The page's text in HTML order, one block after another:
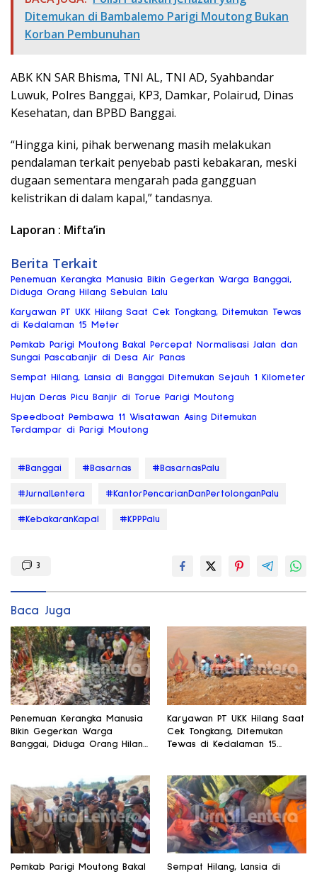
Ditemukan di Bambalemo Parigi Moutong Bukan
Korban Pembunuhan
ABK KN SAR Bhisma, TNI AL, TNI AD, Syahbandar
Luwuk, Polres Banggai, KP3, Damkar, Polairud, Dinas
Kesehatan, dan BPBD Banggai.
“Hingga kini, pihak berwenang masih melakukan
pendalaman terkait penyebab pasti kebakaran, meski
dugaan sementara mengarah pada gangguan
kelistrikan di dalam kapal,” tandasnya.
Laporan : Mifta’in
Berita Terkait
Penemuan Kerangka Manusia Bikin Gegerkan Warga Banggai,
Diduga Orang Hilang Sebulan Lalu
Karyawan PT UKK Hilang Saat Cek Tongkang, Ditemukan Tewas
di Kedalaman 15 Meter
Pemkab Parigi Moutong Bakal Percepat Normalisasi Jalan dan
Sungai Pascabanjir di Desa Air Panas
Sempat Hilang, Lansia di Banggai Ditemukan Sejauh 1 Kilometer
Hujan Deras Picu Banjir di Torue Parigi Moutong
Speedboat Pembawa 11 Wisatawan Asing Ditemukan
Terdampar di Parigi Moutong
#Banggai #Basarnas #BasarnasPalu
#JurnalLentera #KantorPencarianDanPertolonganPalu
#KebakaranKapal #KPPPalu
3
Baca Juga
Penemuan Kerangka Manusia
Bikin Gegerkan Warga
Banggai, Diduga Orang Hilang
Karyawan PT UKK Hilang Saat
Cek Tongkang, Ditemukan
Tewas di Kedalaman 15
Pemkab Parigi Moutong Bakal
Sempat Hilang, Lansia di